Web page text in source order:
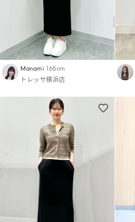
Manami 165cm
トレッサ横浜店